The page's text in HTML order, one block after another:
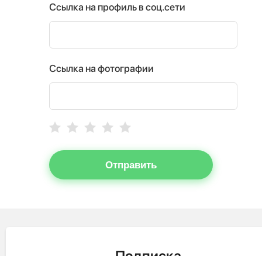
Ссылка на профиль в соц.сети
Ссылка на фотографии
Отправить